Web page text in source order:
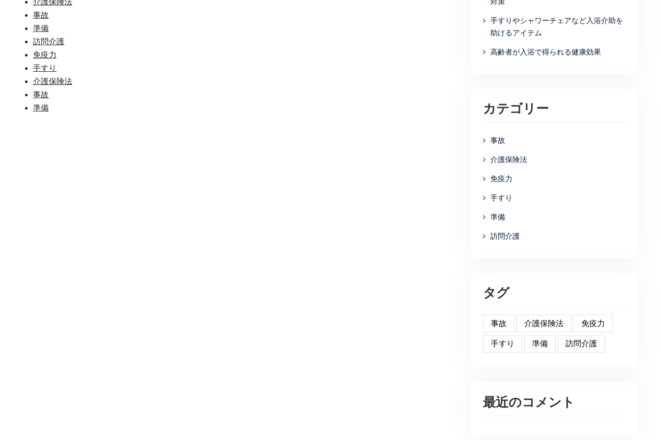
介護保険法
事故
準備
訪問介護
免疫力
手すり
介護保険法
事故
準備
手すりやシャワーチェアなど入浴介助を
助けるアイテム
高齢者が入浴で得られる健康効果
カテゴリー
事故
介護保険法
免疫力
手すり
準備
訪問介護
タグ
事故 介護保険法 免疫力
手すり 準備 訪問介護
最近のコメント